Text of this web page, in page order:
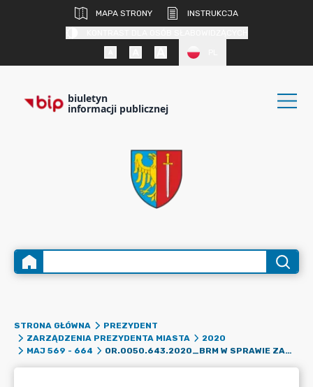
MAPA STRONY
INSTRUKCJA
biuletyn
informacji publicznej
STRONA GŁÓWNA
PREZYDENT
ZARZĄDZENIA PREZYDENTA MIASTA
2020
MAJ 569 - 664
OR.0050.643.2020_BRM W SPRAWIE ZAAKCEPTOWANIA SPRAWOZDANIA KOŃCOWEGO Z WYKONANIA ZADANIA I PRZYJĘCIA ROZLICZENIA STOWARZYSZENIA PRZYJACIÓŁ ROGOŹNEJ Z UDZIELONEJ Z BUDŻETU GMINY DOTACJI CELOWEJ